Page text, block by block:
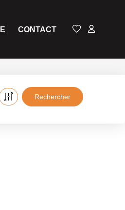
CONTACT